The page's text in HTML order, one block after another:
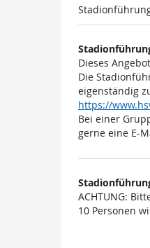
Dieses
Die
eigenständig
https://
Bei einer
gerne eine E-
ACHTUNG:
10 Personen